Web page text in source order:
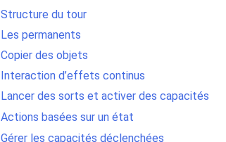
Structure du tour
Les permanents
Copier des objets
Interaction d’effets continus
Lancer des sorts et activer des capacités
Actions basées sur un état
Gérer les capacités déclenchées